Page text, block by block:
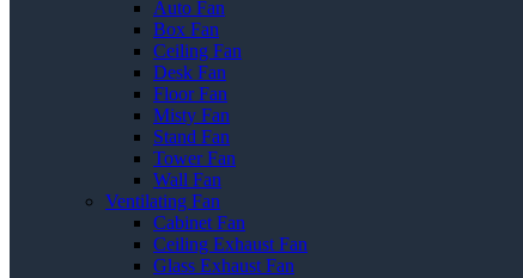
Auto Fan
Box Fan
Ceiling Fan
Desk Fan
Floor Fan
Misty Fan
Stand Fan
Tower Fan
Wall Fan
Ventilating Fan
Cabinet Fan
Ceiling Exhaust Fan
Glass Exhaust Fan